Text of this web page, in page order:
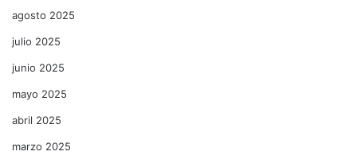
agosto 2025
julio 2025
junio 2025
mayo 2025
abril 2025
marzo 2025